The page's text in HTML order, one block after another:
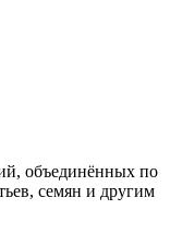
объединённых по
семян и другим